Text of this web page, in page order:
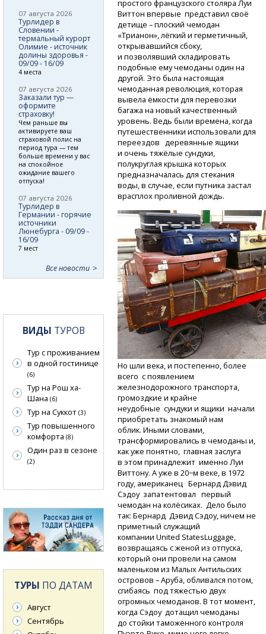
простого французского столяра Луи
Виттон впервые представил своё
детище – плоский чемодан
«Трианон», лёгкий и герметичный,
открывавшийся сбоку,
и позволявший складировать
подобные ему чемоданы один на
другой. Это была настоящая
чемоданная революция, которая
вывела ёмкости для перевозки
багажа на новый качественный
уровень. Ведь были времена, когда
путешественники использовали для
переездов деревянные ящики
и очень тяжёлые сундуки,
полукруглая крышка которых
предназначалась для стекания
воды, в случае, если путника застал
врасплох проливной дождь.
Но шли века, и постепенно, более
всего с появлением
железнодорожного транспорта,
громоздкие и крайне
неудобные сундуки и ящики начали
приобретать знакомый нам
облик. Иными словами,
трансформировались в чемоданы и,
как уже понятно, главная заслуга
в этом принадлежит именно Луи
Виттону. А уже в 20−м веке, в 1972
году, американец Бернард Дэвид
Сэдоу запатентовал первый
чемодан на колёсиках. Дело было
так: Бернард Дэвид Сэдоу, ничем не
приметный служащий
компании United StatesLuggage,
возвращаясь с женой из отпуска,
который они провели на самом
маленьком из Малых Антильских
островов – Аруба, обливался потом,
сгибаясь под тяжестью двух
огромных чемоданов. В тот момент,
когда Сэдоу дотащил чемоданы
до стойки таможенного контроля
07 августа 2026
Турлидер в
Словении -
термальный курорт
Олимие - источник
долины здоровья -
09/09 - 16/09
4 места
07 августа 2026
Заказали тур —
оформите
страховку!
Чем раньше вы
активируете ваш
страховой полис на
период тура — тем
больше времени у вас
на спокойное
ожидание вашего
отпуска!
07 августа 2026
Турлидер в
Германии - горячие
источники
Люнебурга - 09/09 -
16/09
7 мест
Все новости
ВИДЫ ТУРОВ
Тур с проживанием
в одной гостинице
(6)
Тур на Рош ха-
Шана (6)
Тур на Суккот (3)
Тур повышенного
комфорта (8)
Один раз в сезоне
(2)
ТУРЫ ПО ДАТАМ
Август
Сентябрь